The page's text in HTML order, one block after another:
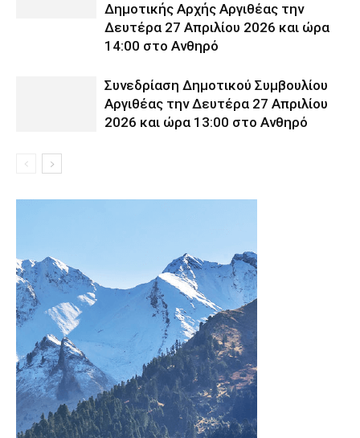
Δημοτικής Αρχής Αργιθέας την
Δευτέρα 27 Απριλίου 2026 και ώρα
14:00 στο Ανθηρό
Συνεδρίαση Δημοτικού Συμβουλίου
Αργιθέας την Δευτέρα 27 Απριλίου
2026 και ώρα 13:00 στο Ανθηρό